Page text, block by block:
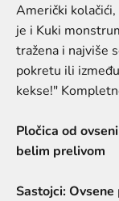
Američki
je i Kuki
tražena i najviše
pokretu ili
kekse!"
Pločica od
belim prelivom
Sastojci:Ovsene